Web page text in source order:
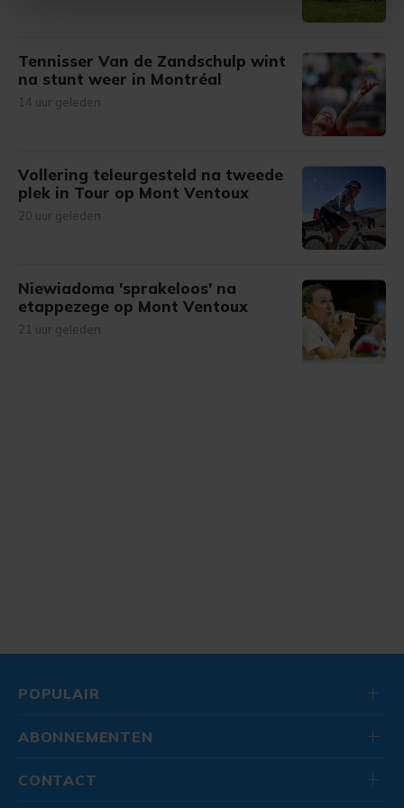
bezoek makkelijker en persoonlijker. Op
onze cookiepagina kun je ons cookiebeleid bekijken en je
gemaakte keuze altijd wijzigen of intrekken.
Tennisser Van de Zandschulp wint
na stunt weer in Montréal
14 uur geleden
Vollering teleurgesteld na tweede
plek in Tour op Mont Ventoux
20 uur geleden
Niewiadoma 'sprakeloos' na
etappezege op Mont Ventoux
21 uur geleden
POPULAIR
ABONNEMENTEN
CONTACT